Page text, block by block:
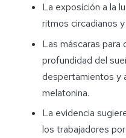
La exposición a la
ritmos circadianos
Las máscaras para
profundidad del
despertamientos y
melatonina.
La evidencia
los trabajadores